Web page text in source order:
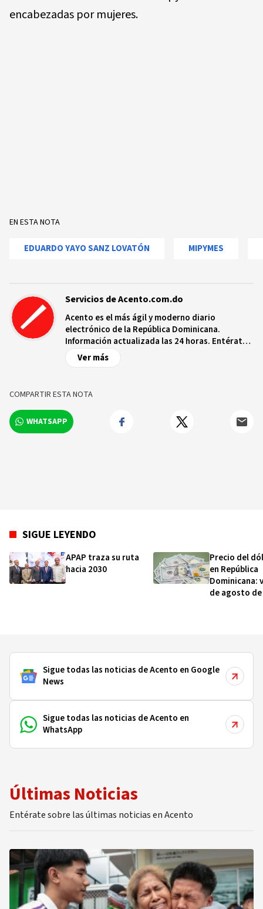
encabezadas por mujeres.
EN ESTA NOTA
EDUARDO YAYO SANZ LOVATÓN MIPYMES
Servicios de Acento.com.do
Acento es el más ágil y moderno diario
electrónico de la República Dominicana.
Información actualizada las 24 horas. Entérate
de las noticias y sucesos más importantes a
nivel nacional e internacional, videos y fotos
relevantes en tiempo real.
Ver más
COMPARTIR ESTA NOTA
WHATSAPP
SIGUE LEYENDO
APAP traza su ruta
hacia 2030
Precio del
en República
Dominicana:
de agosto de
Sigue todas las noticias de Acento en Google
News
Sigue todas las noticias de Acento en
WhatsApp